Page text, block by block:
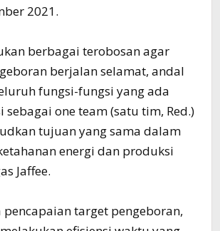
2021.
berbagai terobosan agar
berjalan selamat, andal
fungsi-fungsi yang ada
one team (satu tim, Red.)
tujuan yang sama dalam
energi dan produksi
Jaffee.
target pengeboran,